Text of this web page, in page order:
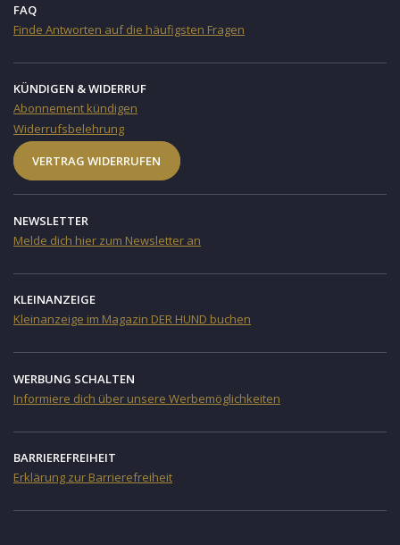
FAQ
Finde Antworten auf die häufigsten Fragen
KÜNDIGEN & WIDERRUF
Abonnement kündigen
Widerrufsbelehrung
VERTRAG WIDERRUFEN
NEWSLETTER
Melde dich hier zum Newsletter an
KLEINANZEIGE
Kleinanzeige im Magazin DER HUND buchen
WERBUNG SCHALTEN
Informiere dich über unsere Werbemöglichkeiten
BARRIEREFREIHEIT
Erklärung zur Barrierefreiheit